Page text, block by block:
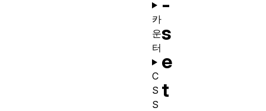
s
e
t
카
운
터
C
S
S